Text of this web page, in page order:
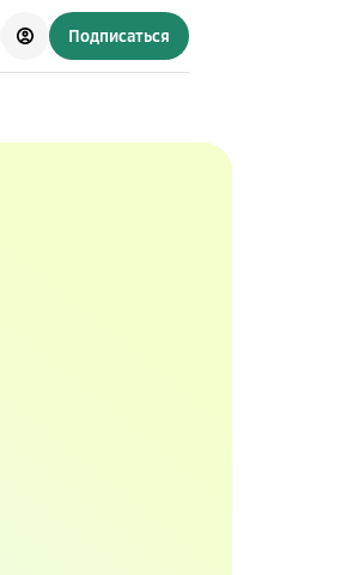
Подписаться